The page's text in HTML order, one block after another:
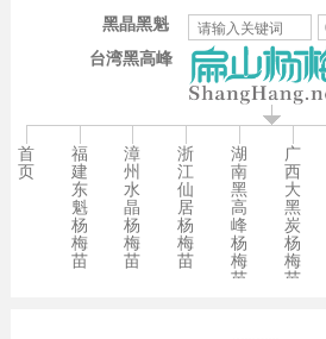
台湾黑高峰
黑晶黑魁
首
页
福
建
东
魁
杨
梅
苗
漳
州
水
晶
杨
梅
苗
浙
江
仙
居
杨
梅
苗
湖
南
黑
高
峰
杨
梅
苗
广
西
大
黑
炭
杨
梅
苗